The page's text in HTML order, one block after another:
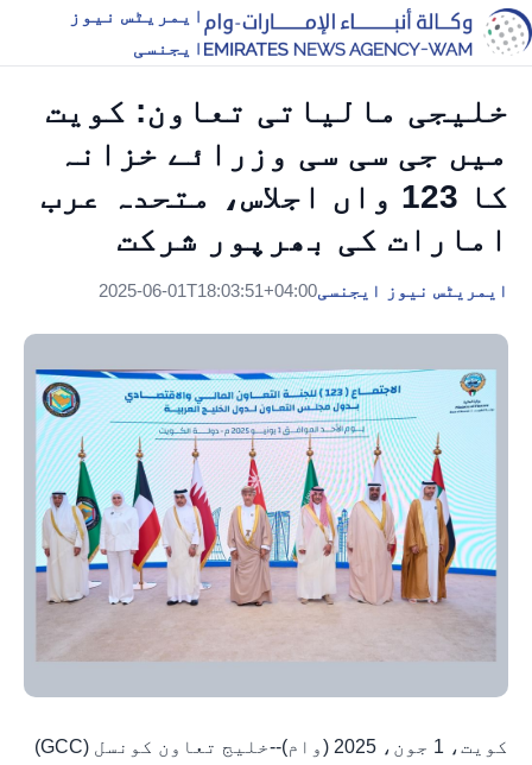
ایمریٹس نیوز
ایجنسی
خلیجی مالیاتی تعاون: کویت
میں جی سی سی وزرائے خزانہ
کا 123 واں اجلاس، متحدہ عرب
امارات کی بھرپور شرکت
ایمریٹس نیوز ایجنسی2025-06-01T18:03:51+04:00
کویت، 1 جون، 2025 (وام)--خلیج تعاون کونسل (GCC)